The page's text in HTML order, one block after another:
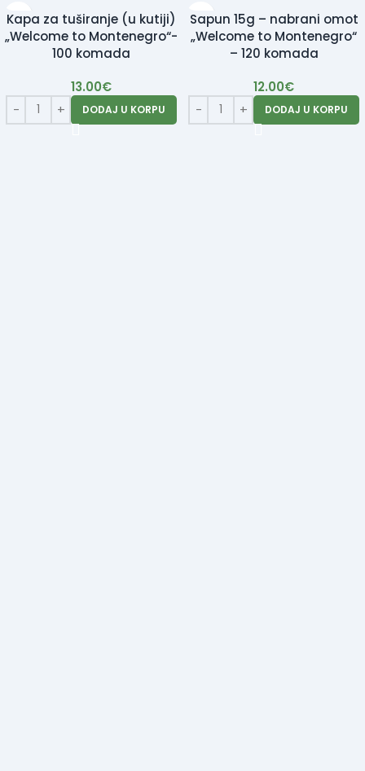
Kapa za tuširanje (u kutiji)
„Welcome to Montenegro“-
100 komada
13.00€
DODAJ U KORPU
Sapun 15g – nabrani omot
„Welcome to Montenegro“
– 120 komada
12.00€
DODAJ U KORPU